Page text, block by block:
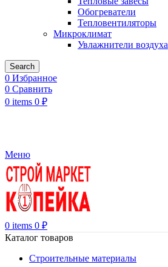
Обогреватели
Тепловентиляторы
Микроклимат
Увлажнители воздуха
Search
0 Избранное
0 Сравнить
0 items 0 ₽
Меню
0 items 0 ₽
Каталог товаров
Строительные материалы